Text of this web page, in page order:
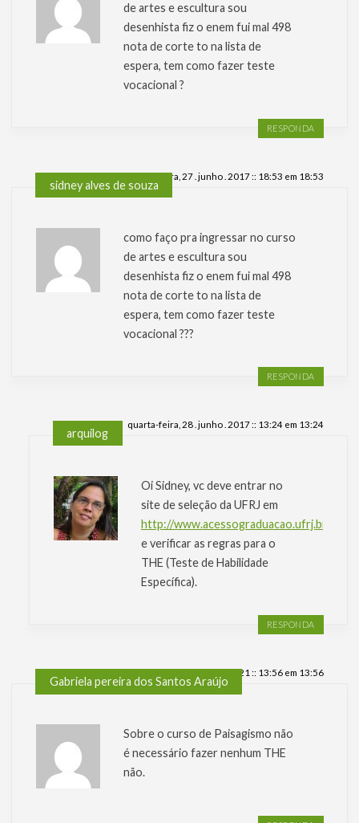
de artes e escultura sou
desenhista fiz o enem fui mal 498
nota de corte to na lista de
espera, tem como fazer teste
vocacional ?
RESPONDA
terça-feira, 27 . junho . 2017 :: 18:53 em 18:53
sidney alves de souza
como faço pra ingressar no curso
de artes e escultura sou
desenhista fiz o enem fui mal 498
nota de corte to na lista de
espera, tem como fazer teste
vocacional ???
RESPONDA
quarta-feira, 28 . junho . 2017 :: 13:24 em 13:24
arquilog
Oi Sidney, vc deve entrar no
site de seleção da UFRJ em
http://www.acessograduacao.ufrj.br/
e verificar as regras para o
THE (Teste de Habilidade
Específica).
RESPONDA
sexta-feira, 19 . novembro . 2021 :: 13:56 em 13:56
Gabriela pereira dos Santos Araújo
Sobre o curso de Paisagismo não
é necessário fazer nenhum THE
não.